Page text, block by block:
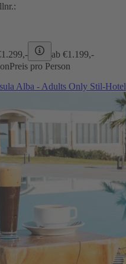
1.299,- ab €1.199,-
Preis pro Person
Alba - Adults Only Stil-Hotel